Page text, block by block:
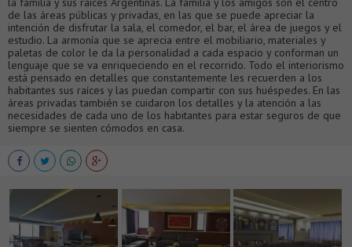
de las áreas públicas y privadas, en las que se puede apreciar la
intención de disfrutar la sala, el comedor, el bar, el área de juegos y el
estudio. La armonía que se aprecia entre el mobiliario, materiales y
paletas de color le da la personalidad a cada espacio y conforman un
lenguaje que se va enriqueciendo en el recorrido. Todo el interiorismo
está pensado en detalles que constantemente les recuerden a los
habitantes sus raíces y las puedan compartir con sus huéspedes. En las
áreas privadas también se cuidaron los detalles y la atención a las
necesidades de cada uno de los habitantes para estar seguros de que
siempre se sienten cómodos en casa.